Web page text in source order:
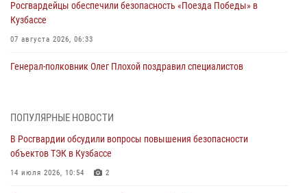
Росгвардейцы обеспечили безопасность «Поезда Победы» в
Кузбассе
07 августа 2026, 06:33
Генерал-полковник Олег Плохой поздравил специалистов
07 августа 2026, 05:32
С 1 сентября 2026 года вступает в силу новый федеральный закон о
частной охранной деятельности
06 августа 2026, 10:19
ПОПУЛЯРНЫЕ НОВОСТИ
В Росгвардии обсудили вопросы повышения безопасности
объектов ТЭК в Кузбассе
14 июля 2026, 10:54 2